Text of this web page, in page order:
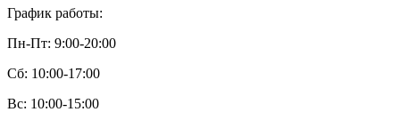
График работы:
Пн-Пт: 9:00-20:00
Сб: 10:00-17:00
Вс: 10:00-15:00